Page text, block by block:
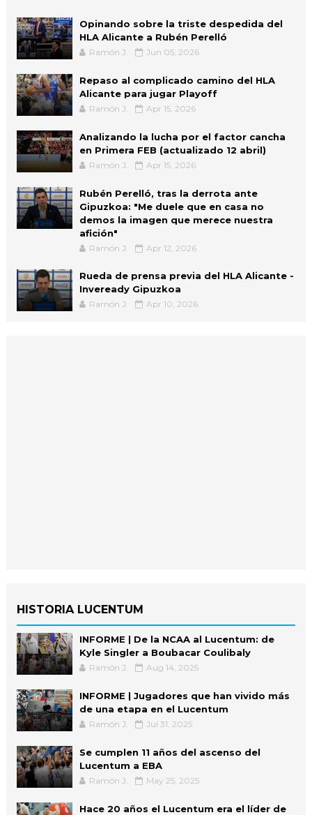
Opinando sobre la triste despedida del
HLA Alicante a Rubén Perelló
Ramón J. Jun 05, 2026
Repaso al complicado camino del HLA
Alicante para jugar Playoff
Ramón J. Apr 15, 2026
Analizando la lucha por el factor cancha
en Primera FEB (actualizado 12 abril)
Ramón J. Apr 15, 2026
Rubén Perelló, tras la derrota ante
Gipuzkoa: "Me duele que en casa no
demos la imagen que merece nuestra
afición"
Ramón J. Apr 12, 2026
Rueda de prensa previa del HLA Alicante -
Inveready Gipuzkoa
Ramón J. Apr 10, 2026
HISTORIA LUCENTUM
INFORME | De la NCAA al Lucentum: de
Kyle Singler a Boubacar Coulibaly
Ramón J. Aug 14, 2025
INFORME | Jugadores que han vivido más
de una etapa en el Lucentum
Ramón J. Jul 31, 2025
Se cumplen 11 años del ascenso del
Lucentum a EBA
Ramón J. May 25, 2025
Hace 20 años el Lucentum era el líder de